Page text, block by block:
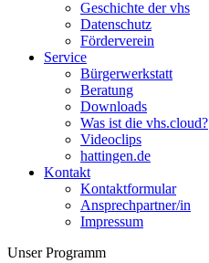
Geschichte der vhs
Datenschutz
Förderverein
Service
Bürgerwerkstatt
Beratung
Downloads
Was ist die vhs.cloud?
Videoclips
hattingen.de
Kontakt
Kontaktformular
Ansprechpartner/in
Impressum
Unser Programm